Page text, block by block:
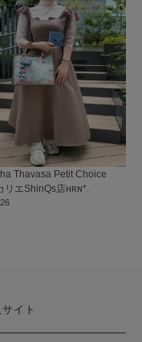
Thavasa Petit Choice
リエShinQs店ʜʀɴ*.
イト